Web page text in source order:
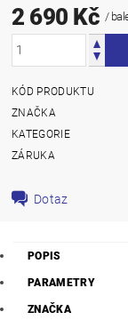
2 690 Kč /
KÓD PRODUKTU
ZNAČKA
KATEGORIE
ZÁRUKA
Dotaz
POPIS
PARAMETRY
ZNAČKA